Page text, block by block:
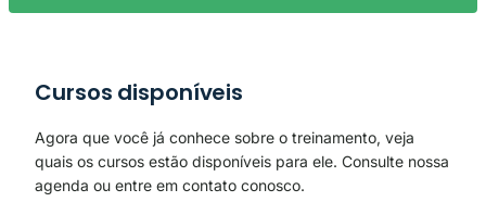
Cursos disponíveis
Agora que você já conhece sobre o treinamento, veja
quais os cursos estão disponíveis para ele. Consulte nossa
agenda ou entre em contato conosco.